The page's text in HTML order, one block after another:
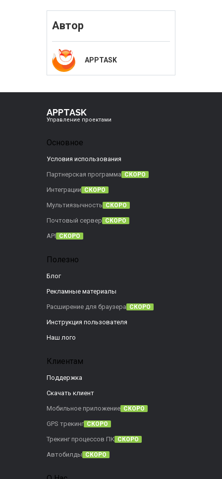
Автор
APPTASK
APPTASK
Управление проектами
Основное
Условия использования
Партнерская программа СКОРО
Интеграции СКОРО
Мультиязычность СКОРО
Почтовый сервер СКОРО
API СКОРО
Полезно
Блог
Рекламные материалы
Расширение для браузера СКОРО
Инструкция пользователя
Наш лого
Клиентам
Поддержка
Скачать клиент
Мобильное приложение СКОРО
GPS трекинг СКОРО
Трекинг процессов ПК СКОРО
Автобилды СКОРО